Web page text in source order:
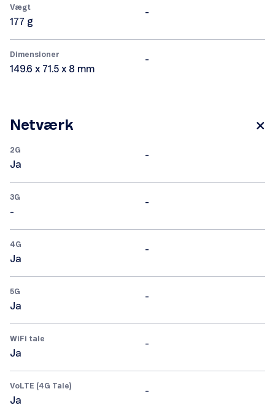
Vægt
177 g
-
Dimensioner
149.6 x 71.5 x 8 mm
-
Netværk
2G
Ja
-
3G
-
-
4G
Ja
-
5G
Ja
-
WiFi tale
Ja
-
VoLTE (4G Tale)
Ja
-